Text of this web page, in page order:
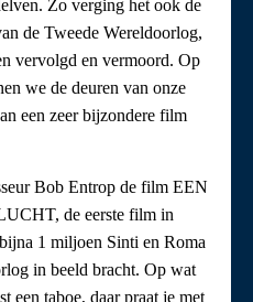
Zo verging het ook de
de Tweede Wereldoorlog,
vervolgd en vermoord. Op
we de deuren van onze
een zeer bijzondere film
Bob Entrop de film EEN
de eerste film in
1 miljoen Sinti en Roma
in beeld bracht. Op wat
een taboe, daar praat je met